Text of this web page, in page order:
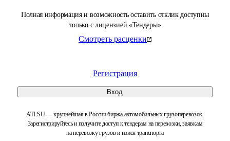
Полная информация и возможность оставить отклик доступны
только с лицензией «Тендеры»
Смотреть расценки
Регистрация
Вход
ATI.SU — крупнейшая в России биржа автомобильных грузоперевозок.
Зарегистрируйтесь и получите доступ к тендерам на перевозки, заявкам
на перевозку грузов и поиск транспорта